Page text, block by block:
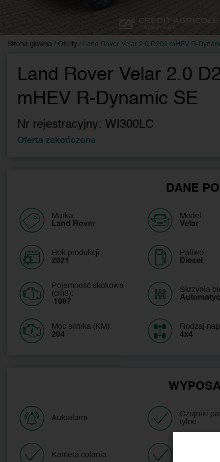
Strona główna / Oferty / Land Rover Velar 2.0 D200 mHEV R-
Land Rover Velar 2.0
mHEV R-Dynamic SE
Nr rejestracyjny: WI300LC
Oferta zakończona
DANE
Marka:
Land Rover
Model:
Velar
Rok produkcji:
2021
Paliwo:
Diesel
Pojemność skokowa
(cm3):
1997
Skrzynia
Moc silnika (KM):
204
Rodzaj
4x4
Autoalarm
Czujniki
tylne
Kamera cofania